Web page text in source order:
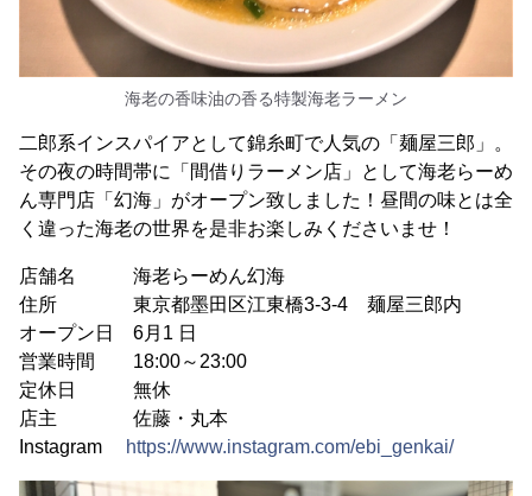
海老の香味油の香る特製海老ラーメン
二郎系インスパイアとして錦糸町で人気の「麺屋三郎」。
その夜の時間帯に「間借りラーメン店」として海老らーめ
ん専門店「幻海」がオープン致しました！昼間の味とは全
く違った海老の世界を是非お楽しみくださいませ！
店舗名 海老らーめん幻海
住所 東京都墨田区江東橋3-3-4 麺屋三郎内
オープン日 6月1 日
営業時間 18:00～23:00
定休日 無休
店主 佐藤・丸本
Instagram
https://www.instagram.com/ebi_genkai/